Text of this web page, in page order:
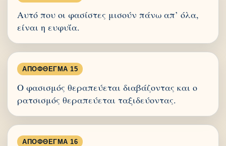
Αυτό που οι φασίστες μισούν πάνω απ’ όλα,
είναι η ευφυΐα.
ΑΠΌΦΘΕΓΜΑ 15
Ο φασισμός θεραπεύεται διαβάζοντας και ο
ρατσισμός θεραπεύεται ταξιδεύοντας.
ΑΠΌΦΘΕΓΜΑ 16